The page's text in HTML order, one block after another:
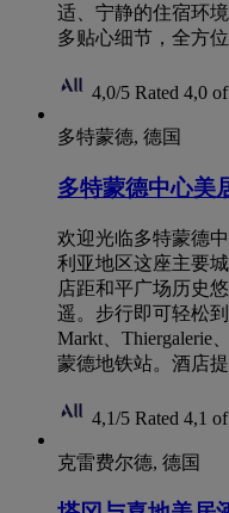
适、宁静的住宿环
多贴心细节，全方
4,0/5 Rated 4,0
多特蒙德, 德国
多特蒙德中心美
欢迎光临多特蒙德
利亚地区这座主要
店距和平广场历史
遥。步行即可轻松
Markt、Thiergalerie
蒙德地铁站。酒店
4,1/5 Rated 4,1
克雷费尔德, 德国